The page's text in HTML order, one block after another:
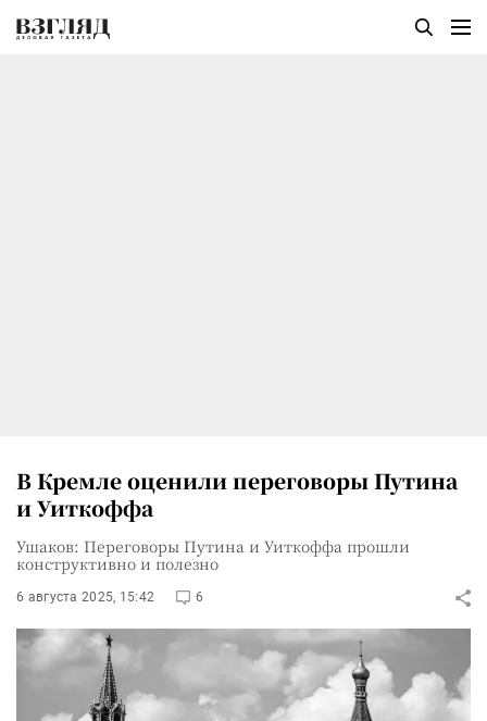
В Кремле оценили переговоры Путина
и Уиткоффа
Ушаков: Переговоры Путина и Уиткоффа прошли
конструктивно и полезно
6 августа 2025, 15:42 6